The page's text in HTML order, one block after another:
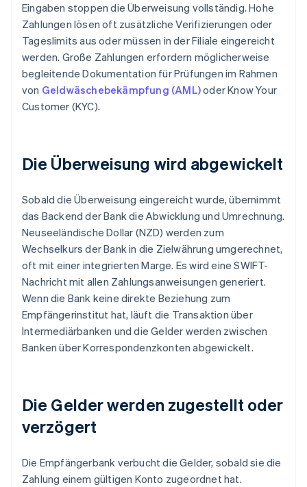
Eingaben stoppen die Überweisung vollständig. Hohe
Zahlungen lösen oft zusätzliche Verifizierungen oder
Tageslimits aus oder müssen in der Filiale eingereicht
werden. Große Zahlungen erfordern möglicherweise
begleitende Dokumentation für Prüfungen im Rahmen
von Geldwäschebekämpfung (AML)oder Know Your
Customer (KYC).
Die Überweisung wird abgewickelt
Sobald die Überweisung eingereicht wurde, übernimmt
das Backend der Bank die Abwicklung und Umrechnung.
Neuseeländische Dollar (NZD) werden zum
Wechselkurs der Bank in die Zielwährung umgerechnet,
oft mit einer integrierten Marge. Es wird eine SWIFT-
Nachricht mit allen Zahlungsanweisungen generiert.
Wenn die Bank keine direkte Beziehung zum
Empfängerinstitut hat, läuft die Transaktion über
Intermediärbanken und die Gelder werden zwischen
Banken über Korrespondenzkonten abgewickelt.
Die Gelder werden zugestellt oder
verzögert
Die Empfängerbank verbucht die Gelder, sobald sie die
Zahlung einem gültigen Konto zugeordnet hat.